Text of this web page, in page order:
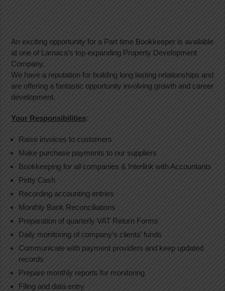
An exciting opportunity for a Part time Bookkeeper is available
at one of Larnaca’s top expanding Property Development
Company.
We have a reputation for building long lasting relationships and
are offering a fantastic opportunity involving growth and career
development.
Your Responsibilities:
Raise invoices to customers
Make purchase payments to our suppliers
Bookkeeping for all companies & Interlink with Accountants
Petty Cash
Recording accounting entries
Monthly Bank Reconciliations
Preparation of quarterly VAT Return Forms
Daily monitoring of company’s clients’ funds
Communicate with payment providers and keep updated
records
Prepare monthly reports for monitoring
Filing and data entry